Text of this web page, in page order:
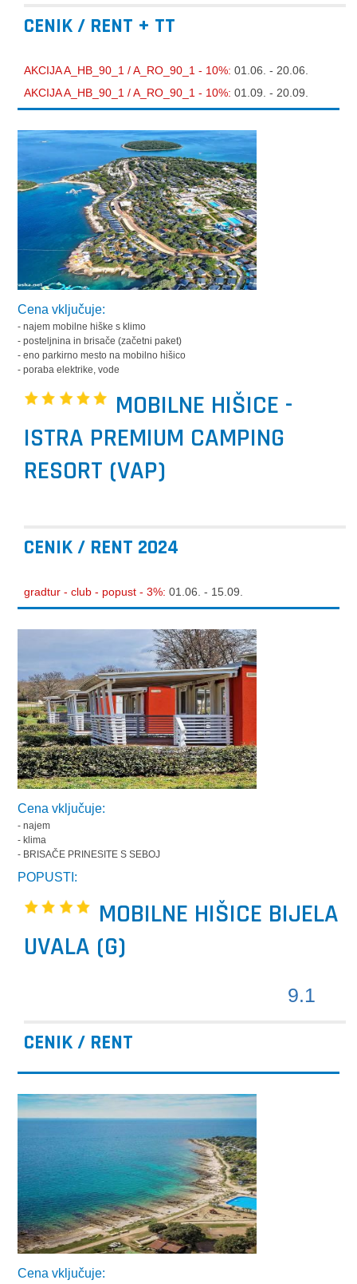
CENIK / RENT + TT
AKCIJA A_HB_90_1 / A_RO_90_1 - 10%:01.06. - 20.06.
AKCIJA A_HB_90_1 / A_RO_90_1 - 10%:01.09. - 20.09.
Cena vključuje:
- najem mobilne hiške s klimo
- posteljnina in brisače (začetni paket)
- eno parkirno mesto na mobilno hišico
- poraba elektrike, vode
MOBILNE HIŠICE -
ISTRA PREMIUM CAMPING
RESORT (VAP)
CENIK / RENT 2024
gradtur - club - popust - 3%:01.06. - 15.09.
Cena vključuje:
- najem
- klima
- BRISAČE PRINESITE S SEBOJ
POPUSTI:
MOBILNE HIŠICE BIJELA
UVALA (G)
9.1
CENIK / RENT
Cena vključuje: